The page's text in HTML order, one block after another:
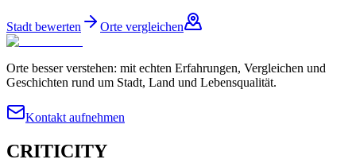
Stadt bewerten Orte vergleichen
Orte besser verstehen: mit echten Erfahrungen, Vergleichen und
Geschichten rund um Stadt, Land und Lebensqualität.
Kontakt aufnehmen
CRITICITY